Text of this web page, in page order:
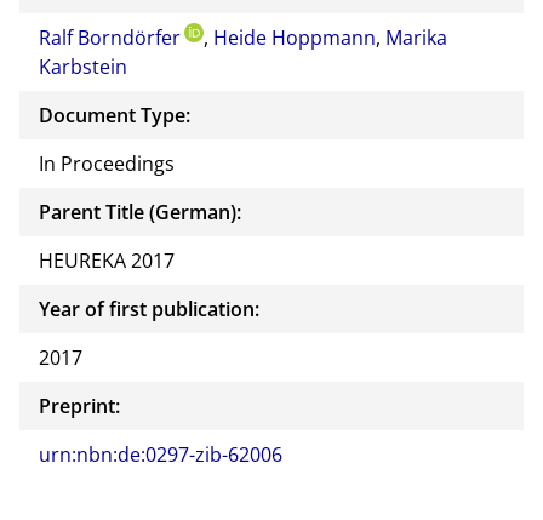
Ralf Borndörfer
, Heide Hoppmann, Marika
Karbstein
Document Type:
In Proceedings
Parent Title (German):
HEUREKA 2017
Year of first publication:
2017
Preprint:
urn:nbn:de:0297-zib-62006